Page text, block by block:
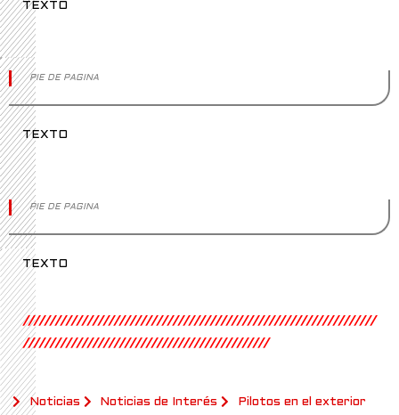
TEXTO
PIE DE PAGINA
TEXTO
PIE DE PAGINA
TEXTO
//////////////////////////////////////////////////////////////////
//////////////////////////////////////////////
Noticias Noticias de Interés Pilotos en el exterior